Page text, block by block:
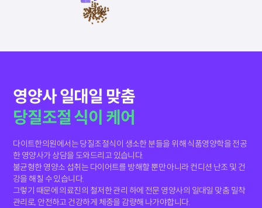
영양사 일대일 맞춤
당질조절 식이 케어
다이트한의원에서는 당질조절식이 생소한 분들을 위해 식품영양학을 전공
한 영양사가 상담을 도와드리고 있습니다.
불균형한 영양소 섭취는 다이어트를 방해할 뿐만 아니라 컨디션 난조 및 건
강을 해칠 수 있습니다.
그렇기 때문에 의료진의 철저한 관리 하에 전문 영양사의 일대일 맞춤 밀착
관리로, 안전하고 건강하게 체중을 감량해 나가야합니다.